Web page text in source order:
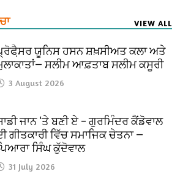
VIEW ALL
ਯੂਨਿਸ ਹਸਨ ਸ਼ਖ਼ਸੀਅਤ ਕਲਾ ਅਤੇ
ਸਲੀਮ ਆਫ਼ਤਾਬ ਸਲੀਮ ਕਸੂਰੀ
3 August 2026
ਜਾਨ ‘ਤੇ ਬਣੀ ਏ – ਗੁਰਮਿੰਦਰ ਕੈਂਡੋਵਾਲ
ਗੀਤਕਾਰੀ ਵਿੱਚ ਸਮਾਜਿਕ ਚੇਤਨਾ —
ਸਿੰਘ ਕੁੱਦੋਵਾਲ
31 July 2026